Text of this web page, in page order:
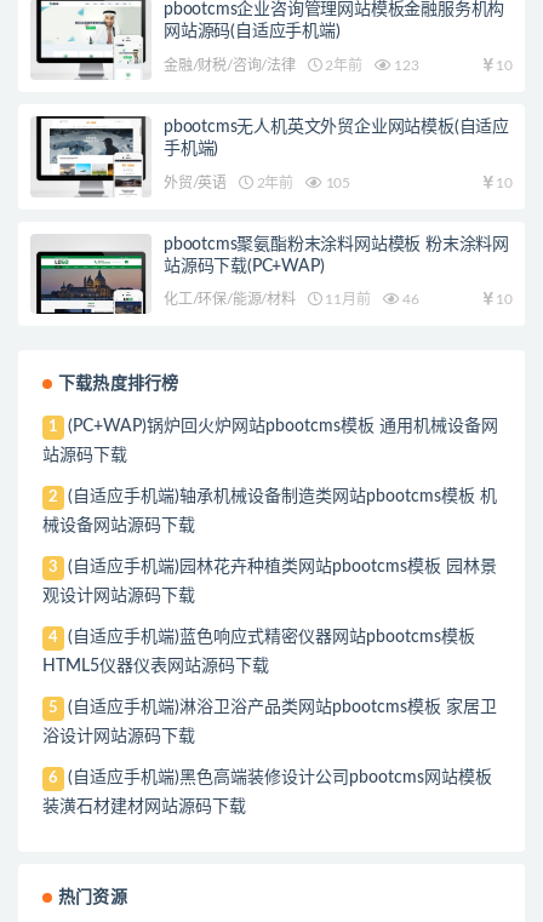
pbootcms企业咨询管理网站模板金融服务机构
网站源码(自适应手机端)
金融/财税/咨询/法律 2年前 123 10
pbootcms无人机英文外贸企业网站模板(自适应
手机端)
外贸/英语 2年前 105 10
pbootcms聚氨酯粉末涂料网站模板 粉末涂料网
站源码下载(PC+WAP)
化工/环保/能源/材料 11月前 46 10
下载热度排行榜
1
(PC+WAP)锅炉回火炉网站pbootcms模板 通用机械设备网
站源码下载
2
(自适应手机端)轴承机械设备制造类网站pbootcms模板 机
械设备网站源码下载
3
(自适应手机端)园林花卉种植类网站pbootcms模板 园林景
观设计网站源码下载
4
(自适应手机端)蓝色响应式精密仪器网站pbootcms模板
HTML5仪器仪表网站源码下载
5
(自适应手机端)淋浴卫浴产品类网站pbootcms模板 家居卫
浴设计网站源码下载
6
(自适应手机端)黑色高端装修设计公司pbootcms网站模板
装潢石材建材网站源码下载
热门资源